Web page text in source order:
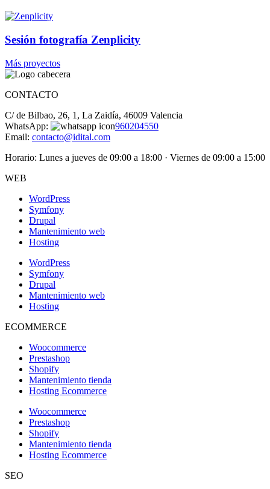
Sesión fotografía Zenplicity
Más proyectos
CONTACTO
C/ de Bilbao, 26, 1, La Zaidía, 46009 Valencia
WhatsApp:
960204550
Email: contacto@idital.com
Horario: Lunes a jueves de 09:00 a 18:00 · Viernes de 09:00 a 15:00
WEB
WordPress
Symfony
Drupal
Mantenimiento web
Hosting
WordPress
Symfony
Drupal
Mantenimiento web
Hosting
ECOMMERCE
Woocommerce
Prestashop
Shopify
Mantenimiento tienda
Hosting Ecommerce
Woocommerce
Prestashop
Shopify
Mantenimiento tienda
Hosting Ecommerce
SEO